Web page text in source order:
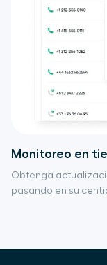
Monitoreo en
Obtenga
pasando en su